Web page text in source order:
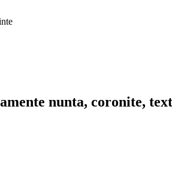
nunta, coronite,